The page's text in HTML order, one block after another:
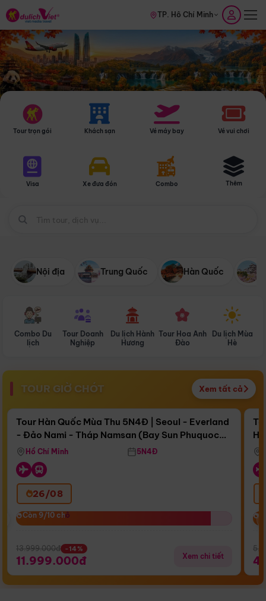
TP. Hồ Chí Minh
Tour trọn gói Khách sạn Vé máy bay Vé vui chơi
Visa Xe đưa đón Combo Thêm
Nội địa Trung Quốc Hàn Quốc
Combo Du
lịch
Tour Doanh
Nghiệp
Du lịch Hành
Hương
Tour Hoa Anh
Đào
Du lịch Mùa
Hè
TOUR GIỜ CHÓT Xem tất cả
Còn16 ngày 08:19:49
Bay Sun Phuquoc Airways
Điểm nổi bật
Tour Hàn Quốc Mùa Thu 5N4Đ | Seoul - Everland
- Đảo Nami - Tháp Namsan (Bay Sun Phuquoc
Airways)
Hồ Chí Minh 5N4Đ
26/08
Còn 9/10 chỗ
Còn 9/10 chỗ
13.999.000đ -14%
11.999.000đ Xem chi tiết